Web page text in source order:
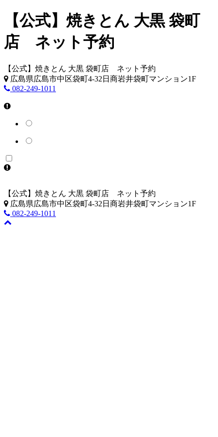
【公式】焼きとん 大黒 袋町
店 ネット予約
【公式】焼きとん 大黒 袋町店 ネット予約
広島県広島市中区袋町4-32日商岩井袋町マンション1F
082-249-1011
【公式】焼きとん 大黒 袋町店 ネット予約
広島県広島市中区袋町4-32日商岩井袋町マンション1F
082-249-1011